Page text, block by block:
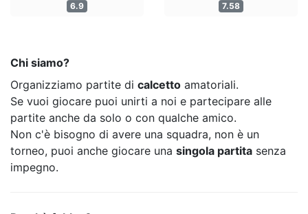
6.9 7.58
Chi siamo?
Organizziamo partite di calcetto amatoriali.
Se vuoi giocare puoi unirti a noi e partecipare alle
partite anche da solo o con qualche amico.
Non c'è bisogno di avere una squadra, non è un
torneo, puoi anche giocare una singola partita senza
impegno.